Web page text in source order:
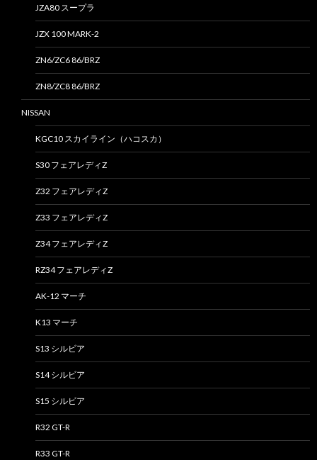
JZA80 スープラ
JZX 100 MARK-2
ZN6/ZC6 86/BRZ
ZN8/ZC8 86/BRZ
NISSAN
KGC10 スカイライン（ハコスカ）
S30 フェアレディZ
Z32 フェアレディZ
Z33 フェアレディZ
Z34 フェアレディZ
RZ34 フェアレディZ
AK-12 マーチ
K13 マーチ
S13 シルビア
S14 シルビア
S15 シルビア
R32 GT-R
R33 GT-R